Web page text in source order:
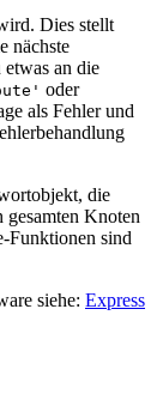
Dies stellt
nächste
an die
oder
als Fehler und
die
Knoten
Funktionen sind
siehe: Express